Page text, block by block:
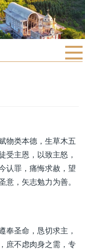
物类本德，生草木五
受主恩，以致主怒，
认罪，痛悔求赦，望
，矢志勉力为善。
奉圣命，恳切求主，
庶不虑肉身之需，专